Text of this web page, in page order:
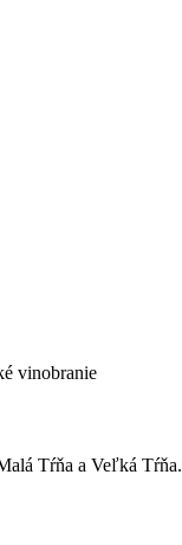
vinobranie
Tŕňa a Veľká Tŕňa.